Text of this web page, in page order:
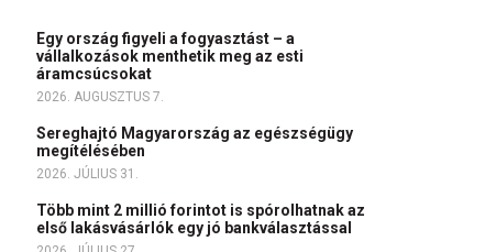
Egy ország figyeli a fogyasztást – a
vállalkozások menthetik meg az esti
áramcsúcsokat
2026. AUGUSZTUS 7.
Sereghajtó Magyarország az egészségügy
megítélésében
2026. JÚLIUS 31.
Több mint 2 millió forintot is spórolhatnak az
első lakásvásárlók egy jó bankválasztással